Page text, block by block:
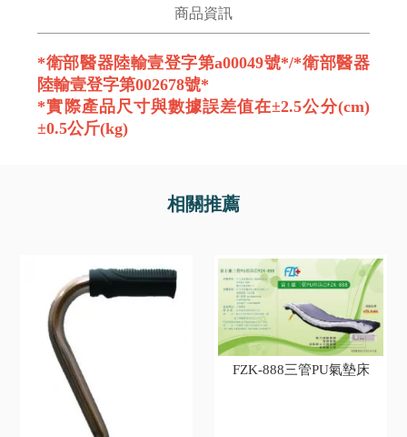
商品資訊
*衛部醫器陸輸壹登字第a00049號*/*衛部醫器
陸輸壹登字第002678號*
*實際產品尺寸與數據誤差值在±2.5公分(cm)
±0.5公斤(kg)
FZK-888三管PU氣墊床